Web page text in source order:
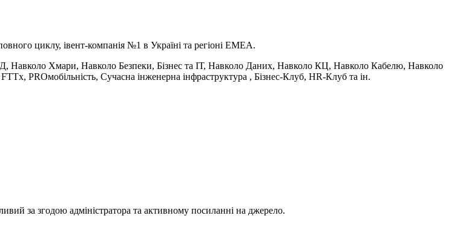
циклу, івент-компанія №1 в Україні та регіоні EMEA.
Навколо Хмари, Навколо Безпеки, Бізнес та ІТ, Навколо Даних, Навколо КЦ, Навколо Кабелю, Навколо
PROмобільність, Сучасна інженерна інфраструктура , Бізнес-Клуб, HR-Клуб та ін.
за згодою адміністратора та активному посиланні на джерело.